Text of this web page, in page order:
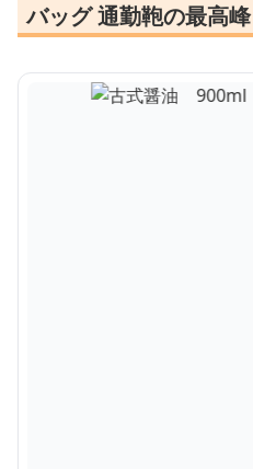
バッグ 通勤鞄の最高峰